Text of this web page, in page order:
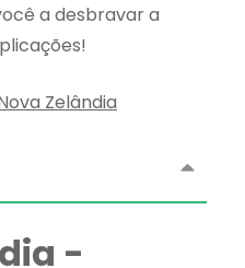
a desbravar a
-